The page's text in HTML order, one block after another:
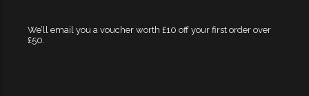
We’ll email you a voucher worth £10 off your first order over
£50.